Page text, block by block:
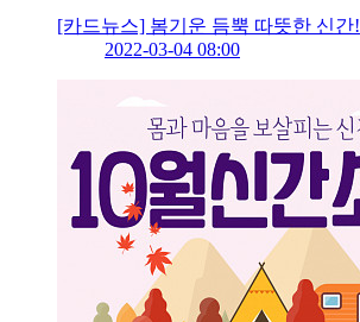
[카드뉴스] 봄기운 듬뿍 따뜻한 신간!
2022-03-04 08:00